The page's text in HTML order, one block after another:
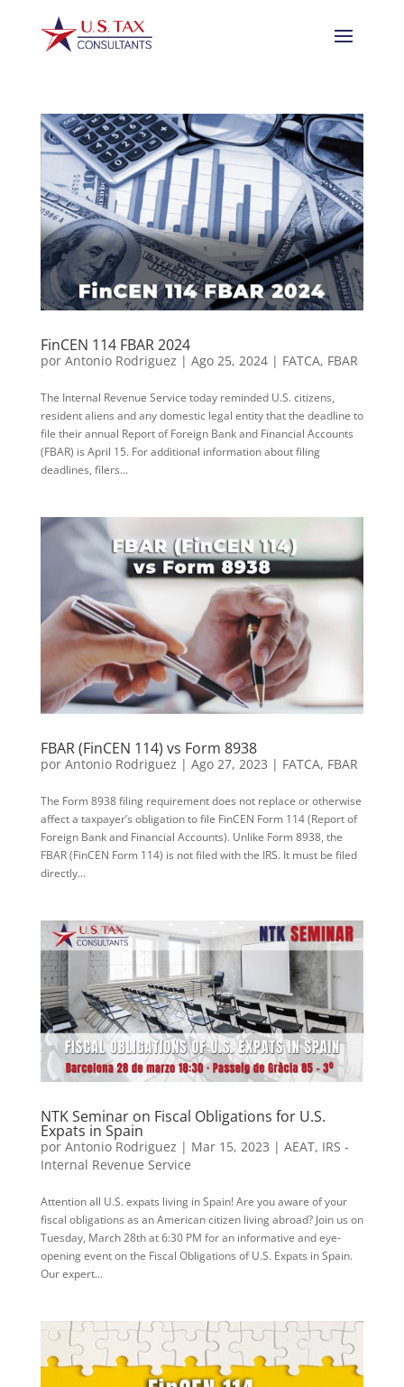
FinCEN 114 FBAR 2024
por Antonio Rodriguez | Ago 25, 2024| FATCA, FBAR
The Internal Revenue Service today reminded U.S. citizens,
resident aliens and any domestic legal entity that the deadline to
file their annual Report of Foreign Bank and Financial Accounts
(FBAR) is April 15. For additional information about filing
deadlines, filers...
FBAR (FinCEN 114) vs Form 8938
por Antonio Rodriguez | Ago 27, 2023 | FATCA, FBAR
The Form 8938 filing requirement does not replace or otherwise
affect a taxpayer’s obligation to file FinCEN Form 114 (Report of
Foreign Bank and Financial Accounts). Unlike Form 8938, the
FBAR (FinCEN Form 114) is not filed with the IRS. It must be filed
directly...
NTK Seminar on Fiscal Obligations for U.S.
Expats in Spain
por Antonio Rodriguez | Mar 15, 2023 | AEAT, IRS -
Internal Revenue Service
Attention all U.S. expats living in Spain! Are you aware of your
fiscal obligations as an American citizen living abroad? Join us on
Tuesday, March 28th at 6:30 PM for an informative and eye-
opening event on the Fiscal Obligations of U.S. Expats in Spain.
Our expert...